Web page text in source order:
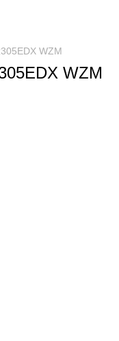
WZM
WZM